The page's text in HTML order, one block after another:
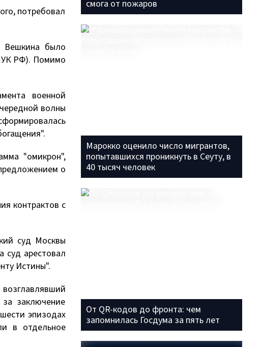
потребовал
Вешкина было
УК РФ). Помимо
военной
волны
"омикрон",
о
контрактов с
суд Москвы
суд арестовал
Истины".
заключение
эпизодах
в отдельное
смога от пожаров
Марокко оценило число мигрантов,
попытавшихся проникнуть в Сеуту, в
40 тысяч человек
От QR-кодов до фронта: чем
запомнилась Госдума за пять лет